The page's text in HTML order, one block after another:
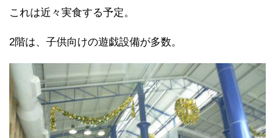
これは近々実食する予定。
2階は、子供向けの遊戯設備が多数。